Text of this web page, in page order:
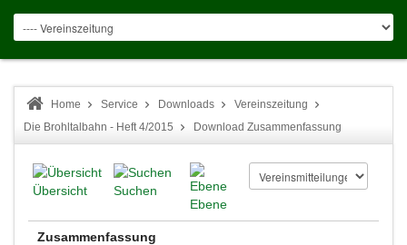
Home Service Downloads
Vereinszeitung
Die Brohltalbahn - Heft 4/2015
Download Zusammenfassung
Übersicht
Suchen
Ebene
Zusammenfassung